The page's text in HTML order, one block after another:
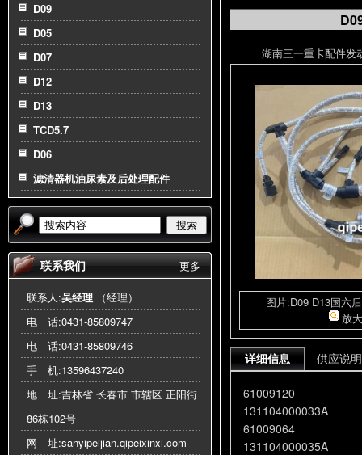
D09
D05
D07
D12
D13
TCD5.7
D06
滤清器机油尿素及后处理配件
搜索
更多
联系我们
联系人:吴经理 （经理）
电 话:0431-85809747
电 话:0431-85809746
手 机:13596437240
地 址:吉林省 长春市 市辖区 正阳街
86栋102号
网 址:sanyipeijian.qipeixinxi.com
湖南三一重卡配件发
图片:D09 D13国六
放
详细信息 供应说明
61009120
131104000033A
61009064
131104000035A